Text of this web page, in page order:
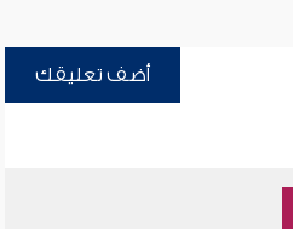
أضف تعليقك